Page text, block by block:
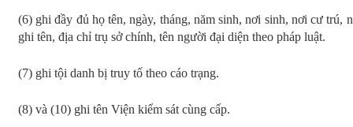
(6) ghiđầy đủ họ tên, ngày, tháng, năm sinh, nơi sinh, nơi cư trú,
ghi tên, địa chỉ trụ sở chính, tên người đại diện theo pháp luật.
(7) ghi tội danh bị truy tố theo cáo trạng.
(8) và (10) ghi tên Viện kiểm sát cùng cấp.